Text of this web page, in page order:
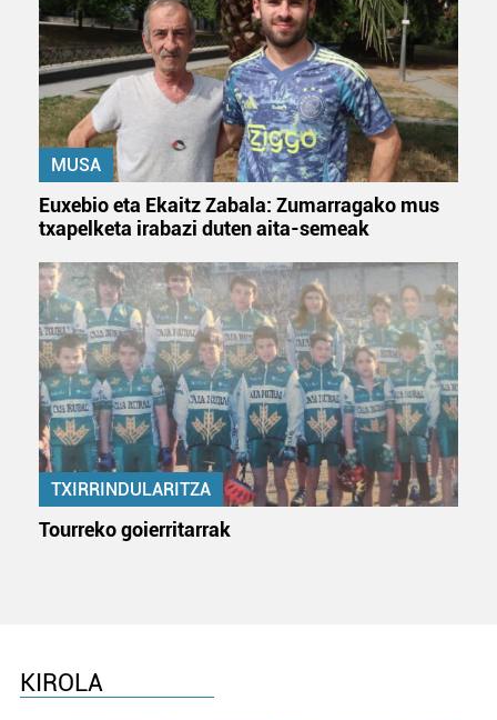
buruzko informazio gehiago eta ezarri zure lehentasunak
datuen atalean. Edozein unetan alda edo ken dezakezu
zure baimena Cookieen adierazpenean.
Webgune honek cookie propioak eta hirugarrenen cookie-
fitxategiak erabiltzen ditu. Zure esperientzia eta
zerbitzuak hobetzeko asmoz, cookie teknologiaz
erabiltzeko baimen esplizitua ematen diguzu.Gehiago
irakurri
MUSA
Euxebio eta Ekaitz Zabala: Zumarragako mus
txapelketa irabazi duten aita-semeak
TXIRRINDULARITZA
Tourreko goierritarrak
KIROLA